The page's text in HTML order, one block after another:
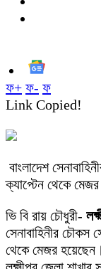
ফ+ ফ- ফ
Link Copied!
বাংলাদেশ
ক্যাপ্টেন থেকে মেজর
ভি বি রায় চৌধুরী-
সেনাবাহিনীর চৌকস
থেকে মেজর